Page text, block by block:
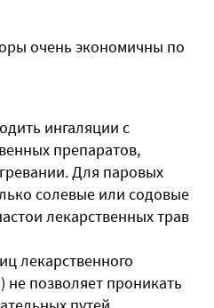
очень экономичны по
ингаляции с
препаратов,
Для паровых
солевые или содовые
лекарственных трав
лекарственного
не позволяет проникать